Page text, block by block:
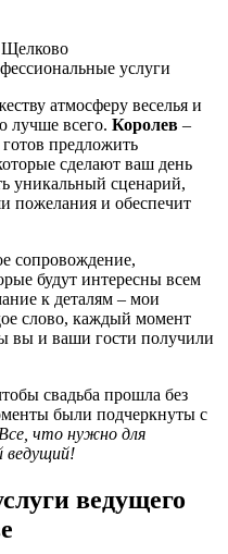
услуги
атмосферу веселья и
лучше всего. Королев –
предложить
сделают ваш день
уникальный сценарий,
пожелания и обеспечит
сопровождение,
будут интересны всем
к деталям – мои
слово, каждый момент
вы и ваши гости получили
свадьба прошла без
были подчеркнуты с
Все, что нужно для
ведущий!
ведущего